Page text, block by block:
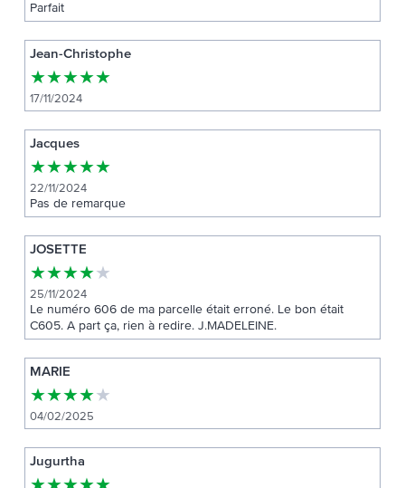
Parfait
Jean-Christophe
★★★★★
17/11/2024
Jacques
★★★★★
22/11/2024
Pas de remarque
JOSETTE
★★★★★
25/11/2024
Le numéro 606 de ma parcelle était erroné. Le bon était
C605. A part ça, rien à redire. J.MADELEINE.
MARIE
★★★★★
04/02/2025
Jugurtha